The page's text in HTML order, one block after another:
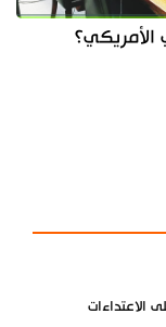
الأمريكي؟
الاعتداءات